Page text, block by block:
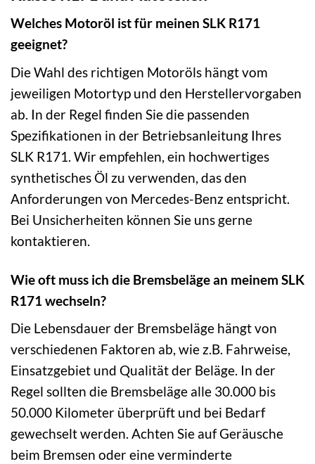
Welches Motoröl ist für meinen SLK R171
geeignet?
Die Wahl des richtigen Motoröls hängt vom
jeweiligen Motortyp und den Herstellervorgaben
ab. In der Regel finden Sie die passenden
Spezifikationen in der Betriebsanleitung Ihres
SLK R171. Wir empfehlen, ein hochwertiges
synthetisches Öl zu verwenden, das den
Anforderungen von Mercedes-Benz entspricht.
Bei Unsicherheiten können Sie uns gerne
kontaktieren.
Wie oft muss ich die Bremsbeläge an meinem SLK
R171 wechseln?
Die Lebensdauer der Bremsbeläge hängt von
verschiedenen Faktoren ab, wie z.B. Fahrweise,
Einsatzgebiet und Qualität der Beläge. In der
Regel sollten die Bremsbeläge alle 30.000 bis
50.000 Kilometer überprüft und bei Bedarf
gewechselt werden. Achten Sie auf Geräusche
beim Bremsen oder eine verminderte